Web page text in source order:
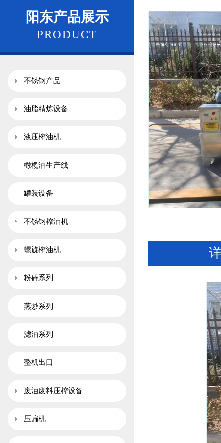
阳东产品展示
PRODUCT
不锈钢产品
油脂精炼设备
液压榨油机
橄榄油生产线
罐装设备
不锈钢榨油机
螺旋榨油机
粉碎系列
蒸炒系列
滤油系列
整机出口
废油废料压榨设备
压扁机